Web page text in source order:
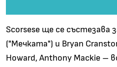
Scorsese ще се състезава
("Мечката") и Bryan
Howard, Anthony Mackie –